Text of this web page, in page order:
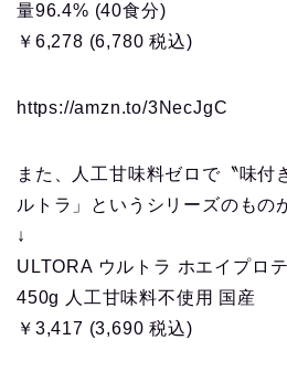
量96.4% (40食分)
￥6,278 (6,780 税込)
https://amzn.to/3NecJgC
また、人工甘味料ゼロで〝味付
ルトラ」というシリーズのもの
↓
ULTORA ウルトラ ホエイプロ
450g 人工甘味料不使用 国産
￥3,417 (3,690 税込)